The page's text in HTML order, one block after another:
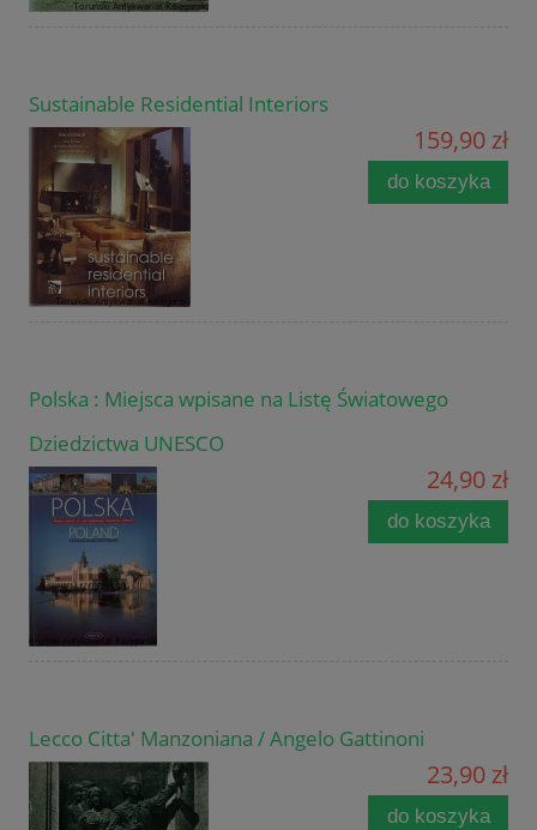
Sustainable Residential Interiors
159,90 zł
do koszyka
Polska : Miejsca wpisane na Listę Światowego
Dziedzictwa UNESCO
24,90 zł
do koszyka
Lecco Citta' Manzoniana / Angelo Gattinoni
23,90 zł
do koszyka